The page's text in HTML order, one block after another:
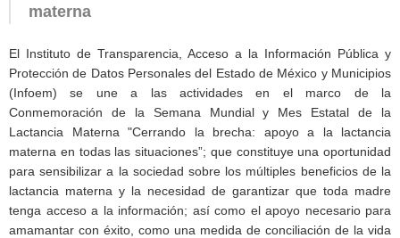
materna
El Instituto de Transparencia, Acceso a la Información Pública y
Protección de Datos Personales del Estado de México y Municipios
(Infoem) se une a las actividades en el marco de la
Conmemoración de la Semana Mundial y Mes Estatal de la
Lactancia Materna "Cerrando la brecha: apoyo a la lactancia
materna en todas las situaciones”; que constituye una oportunidad
para sensibilizar a la sociedad sobre los múltiples beneficios de la
lactancia materna y la necesidad de garantizar que toda madre
tenga acceso a la información; así como el apoyo necesario para
amamantar con éxito, como una medida de conciliación de la vida